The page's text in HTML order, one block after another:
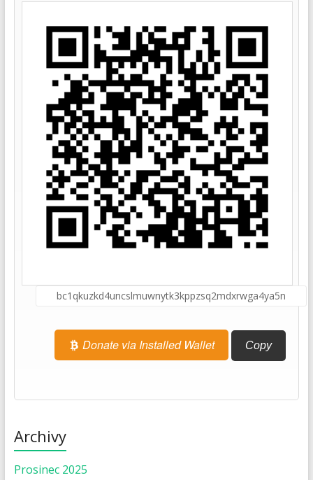
Donate via Installed Wallet Copy
Archivy
Prosinec 2025